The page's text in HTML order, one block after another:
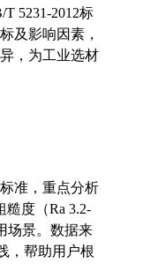
5231-2012标
及影响因素，
，为工业选材
准，重点分析
糙度（Ra 3.2-
场景。数据来
，帮助用户根